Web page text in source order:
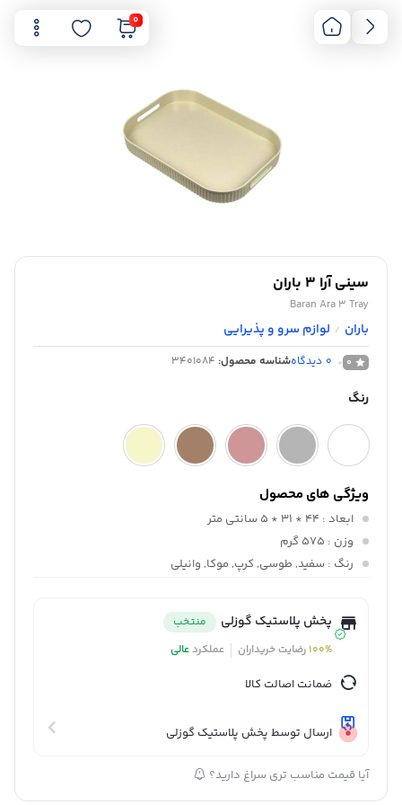
0
سینی آرا 3 باران
Baran Ara 3 Tray
باران / لوازم سرو و پذیرایی
0
0 دیدگاهشناسه محصول: 3401084
رنگ
ویژگی های محصول
ابعاد : 44 * 31 * 5 سانتی متر
وزن : 575 گرم
رنگ : سفید, طوسی, کرپ, موکا, وانیلی
پخش پلاستیک گوزلی
منتخب
100%رضایت خریداران عملکردعالی
ضمانت اصالت کالا
ارسال توسط پخش پلاستیک گوزلی
آیا قیمت مناسب تری سراغ دارید؟